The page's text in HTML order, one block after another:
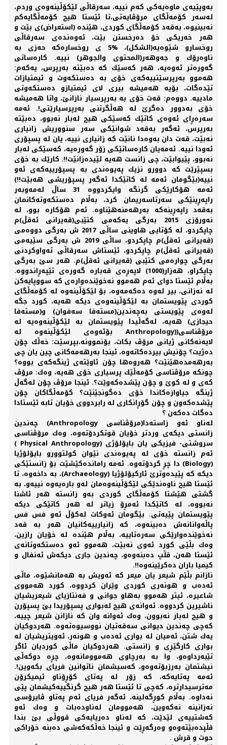
بەوپێیەی ماوەیەكی كەم نییە، سەرقاڵی لێكۆڵینەوەی وردم،
لەسەر كۆمەڵگای مرۆڤایەتی،تا ئێستا هیچ كۆمەڵگایەكم
نەبینیوە، بەقەد كۆمەڵگای كوردی، هێندە (استعراض)ی بێت و
هەر خەریكی خۆ دەرخستن بێت، ئەوەندەی سەرقاڵی
روخسارو شێوەیە(الشكل)، %5 ی روخسارەكە حەزی بە
ناوەرۆك و جەوهەر(المحتوى والجوهر) نییە. كارەساتی
گەورەتر ئەوەیە، هەر كەسێك كە دەبێتە بەرپرس، یەكەم:
هەموو بەرپرسێتییەكەی خۆی بە دەستكەوت و ئیمتیازات
تێدەگات، بۆیە هەمیشە بیری لای ئیمتیازو دەستكەوتی
مادییە. دووەم: قەت خۆی بە بەرپرسیار نازانێ، واتا هەمیشە
خۆی بەدوور دەگرێ لە هەڵگرتنی بەرپرسیارێتی!. ئەمە
سەرەڕای ئەوەی كاتێك كەسێكی هیچ لەبار نەبوو، دەبێتە
بەرپرس، ئەگەر بەقەد شوانێكی سەر سنووریش زانیاری
نەبێت، قەت دان بەوەدا نانێت كە زانیاری نییە، یان لە پسپۆری
ئەودا نییە. ئەمەیان كارەساتێكی زۆر گەورەیە، كەسێكی لەبار
نەبوو، پێیوابێت، چی زانست هەیە لێیدەزانێت!!. كارێك بە خۆی
بسپێرێت كە دوورو نزیك پەیوەندی بە پسپۆرییەكەی ئەو
نییە(بێگومان ئەمە لە كاتێكدا ئەگەر پسپۆریشی هەبێت!!)
ئەمە هۆكارێكی گرنگە وایكردووە 31 ساڵ لەمەوبەر
راپەڕینێكی سەرتاسەریمان كرد، بەڵام دەستكەوتەكانمان
بەقەد راپەڕینەكە بەرهەمنەهێناوە. ئەم هۆكارە بوو، لە
نەورۆزی 2015 بەرگی یەكەمی كتێبی(قەیرانی ئەقڵ)م
چاپكردو، لە كۆتایی هاوینی ساڵی 2017 ش بەرگی دووەمی
(قەیرانی ئەقڵ)م چاپكردو، ساڵی 2019 ش بەرگی سێیەمی
(قەیرانی ئەقڵ)م چاپكردو، ئێستاش سەرقاڵی تەواوكردنی
بەرگی چوارەمی كتێبی (قەیرانی ئەقڵ)م. هەر سێ بەرگی
چاپكراو، هەزار(1000) لاپەڕەی قەبارە گەورەی تێپەڕاندووە.
بەڵام ئێستا دوای ئەم هەموو نەخوێندەوارەی كە سووپایەكن
لە نەزانی، بیر لەوە دەكەمەوە، بۆ لێكۆڵینەوە لە كۆمەڵگای
كوردی پێویستمان بە لێكۆڵینەوەی دیكە هەیە، كورد جگە
لەوەی پێویستی بەچەندین(مستەفا سەفوان) و(مستەفا
حیجازی) هەیە، لەگەڵیدا پێویستمان بە لێكۆڵینەوەیە لە
مرۆڤناسی((Anthropology بۆئەوەی لێكۆڵینەوە لە
لایەنەكانی ژیانی مرۆڤ بكات، بۆنموونە،بپرسێت: خەڵك چۆن
دەژیت؟ چۆنیش بیردەكاتەوە، ئینجا بەرهەمەكانی چین یان چی
بەرهەمدەهێنێت؟ هەروەها چۆن ئاوێتەی ژینگەكەی بووە؟
چونكە مرۆڤناسی كۆمەڵێك پرسیاری خۆی هەیە، وەك: مرۆڤ
كەی و لە كوێ و چۆن پێشدەكەوێت؟. ئینجا مرۆڤ چۆن لەگەڵ
ژینگە جیاوازەكاندا خۆی دەگونجێنێت؟ كۆمەڵگاكان چۆن
پێشدەكەون و چۆن گۆڕانكاری لە رابردووی خۆیان تابە ئێستادا
دەگات دەكەن ؟
لەناو ئەو زاستەدا(مرۆڤناسی Anthropology) چەندین
زانستی دیكەی وردتر خۆیان قوتكردۆتەوە، وەك مرۆڤناسی
سروشتی- فیزیكی یان بایۆلۆژی (Physical Anthropology )
ئەم زانستە خۆی لە پەیوەندی نێوان كولتوورو بایۆلۆژیا
(Biology) دا چڕ كردۆتەوە. ئەمە راماندەكێشێت بۆ زانستێكی
دیكە كە پێیدەوترێ ئاركیۆلۆژیا (Archaeology)، بە داخەوە، تا
ئێستا هیچ ناوەندێكی لێكۆڵینەوەمان لەو بارەیەوە نییەو، بە
گشتی هێشتا كۆمەڵگای كوردی بەو زانستە هەر ئاشنا
نەبووە، لە كاتێكدا ئەمڕۆ زیاتر لە هەر كاتێكی دیكە
پێویستمان پێیەتی. بێگومان ئەوكات لەكۆڵ ئەو فس فس
پاڵەوانانەش دەبینەوە، كە زانیارییەكانیان هەر بە قەد
نەخوێندەوارێكی سەرەتاییە، بەڵام هێندە لە خۆیان رازین،
وەك بڵێی كورد ئەوی نەبێت، هەموو ئەو دەستكەوتانەی
ئێستا هەن، قڵپ دەبنەوەو، چەندین جاری دیكەش ئەنفال و
كیمیا باران دەكرێینەوە!!.
نازانم بڵێم شیعر یان میعر كە ئەویش بە هەمانشێوە، ماڵی
ئەدەب و هونەری كوردی وێران كردووە، كورد هەمووی
شاعیرە، ئیتر هەموو بەهاو جوانی و فەنتازیای شیعریشیان
ناشیرین كردووە. ئەوانەی هیچ لەبواری پسپۆریدا بێ پسپۆرن
و هیچ لەبار نەبوون، وەك ئەوانە وان كە نازانن شیعر چییە،
كەچی چەندین دیوانی سەقەتیان نووسیوەتەوە. هەردوكیان
یەك شتن، ئەمیان لە بواری ئەدەب و هونەر، ئەویتریشیان لە
بواری كارگێڕی و زانستی. هەردوكیان ماڵی كوردیان ئاگر
تێبەرداوەو، وا بە بەرچاوی هەموومانەوە، چڕە دوكەڵی
نیشتمان بەرزبۆتەوەو، كەسیشمان ناتوانین فریای بكەوین!.
ئەمە پەتایەكە، كە زۆر لە پەتای كۆڕۆناو ئیمیكرۆن
مەترسیدارترە، كەچی تا ئێستا هەر هیچ گرنگییەكیشمان پێی
نەداوە. بەڵام كوڕگەلینە، ئەگەر فریای ئەم پەتاو ڤایرۆسی
نەزانینە نەكەوین، هەموومان لەناودەبات و وەك ئەو
كەشتییەی لێدێت، كە لەناو دەریایەكی قووڵی بێ بندا
قڵپدەبێتەوەو وەرگەڕێت و ئینجا خەڵكەكەشی دەبنە خۆراكی
حوت و قرش .